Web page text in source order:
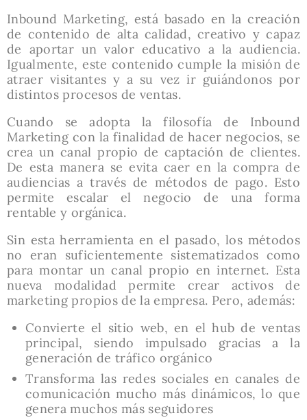
Inbound Marketing, está basado en la creación
de contenido de alta calidad, creativo y capaz
de aportar un valor educativo a la audiencia.
Igualmente, este contenido cumple la misión de
atraer visitantes y a su vez ir guiándonos por
distintos procesos de ventas.
Cuando se adopta la filosofía de Inbound
Marketing con la finalidad de hacer negocios, se
crea un canal propio de captación de clientes.
De esta manera se evita caer en la compra de
audiencias a través de métodos de pago. Esto
permite escalar el negocio de una forma
rentable y orgánica.
Sin esta herramienta en el pasado, los métodos
no eran suficientemente sistematizados como
para montar un canal propio en internet. Esta
nueva modalidad permite crear activos de
marketing propios de la empresa. Pero, además:
Convierte el sitio web, en el hub de ventas
principal, siendo impulsado gracias a la
generación de tráfico orgánico
Transforma las redes sociales en canales de
comunicación mucho más dinámicos, lo que
genera muchos más seguidores